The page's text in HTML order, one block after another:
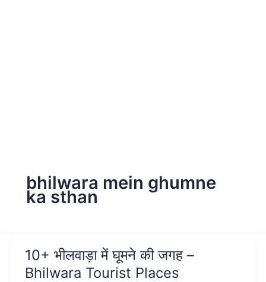
bhilwara mein ghumne
ka sthan
10+ भीलवाड़ा में घूमने की जगह –
Bhilwara Tourist Places